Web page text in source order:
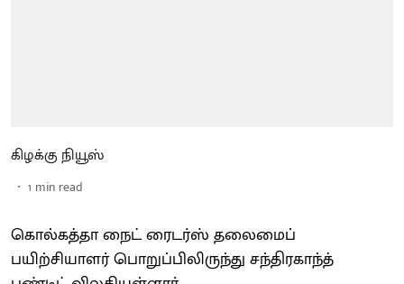
கிழக்கு நியூஸ்
1 min read
கொல்கத்தா நைட் ரைடர்ஸ் தலைமைப்
பயிற்சியாளர் பொறுப்பிலிருந்து சந்திரகாந்த்